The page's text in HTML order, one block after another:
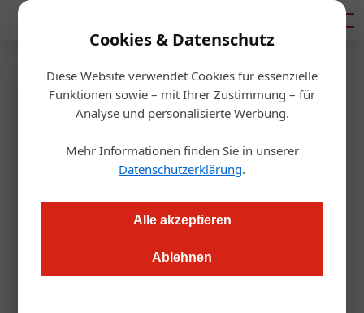
Cookies & Datenschutz
Diese Website verwendet Cookies für essenzielle
Funktionen sowie – mit Ihrer Zustimmung – für
Analyse und personalisierte Werbung.
Mehr Informationen finden Sie in unserer
Datenschutzerklärung.
Alle akzeptieren
Ablehnen
Startseite/Gastro & Hotel
Jubiläum
150 Jahre Café Landtmann
26.09.2023, 08:31 Uhr